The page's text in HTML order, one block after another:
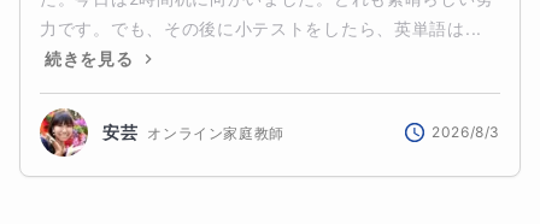
力です。でも、その後に小テストをしたら、英単語は...
続きを見る
安芸 オンライン家庭教師 2026/8/3